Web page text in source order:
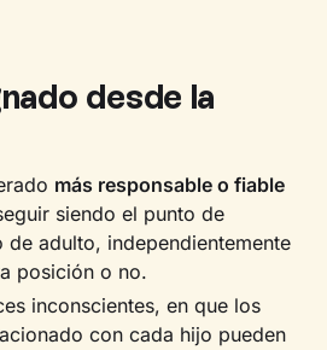
desde la
más responsable o fiable
siendo el punto de
de adulto, independientemente
posición o no.
inconscientes, en que los
con cada hijo pueden